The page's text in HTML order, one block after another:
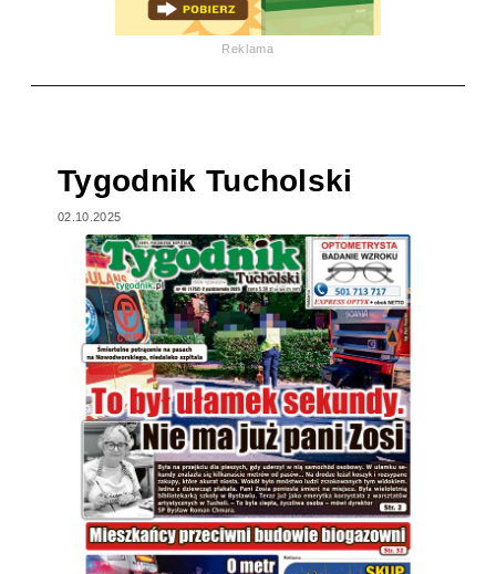
Reklama
Tygodnik Tucholski
02.10.2025